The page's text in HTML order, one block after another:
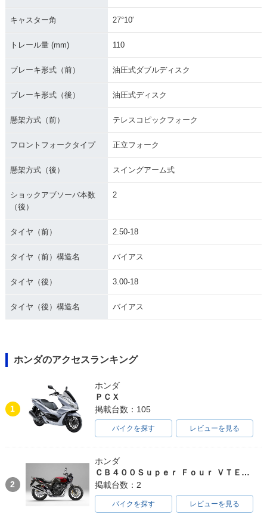
キャスター角 27°10′
トレール量 (mm) 110
ブレーキ形式（前） 油圧式ダブルディスク
ブレーキ形式（後） 油圧式ディスク
懸架方式（前） テレスコピックフォーク
フロントフォークタイプ 正立フォーク
懸架方式（後） スイングアーム式
ショックアブソーバ本数
（後）
2
タイヤ（前） 2.50-18
タイヤ（前）構造名 バイアス
タイヤ（後） 3.00-18
タイヤ（後）構造名 バイアス
ホンダのアクセスランキング
1
ホンダ
ＰＣＸ
掲載台数：105
バイクを探す レビューを見る
2
ホンダ
ＣＢ４００Ｓｕｐｅｒ Ｆｏｕｒ ＶＴＥＣ ＳＰＥＣ３
掲載台数：2
バイクを探す レビューを見る